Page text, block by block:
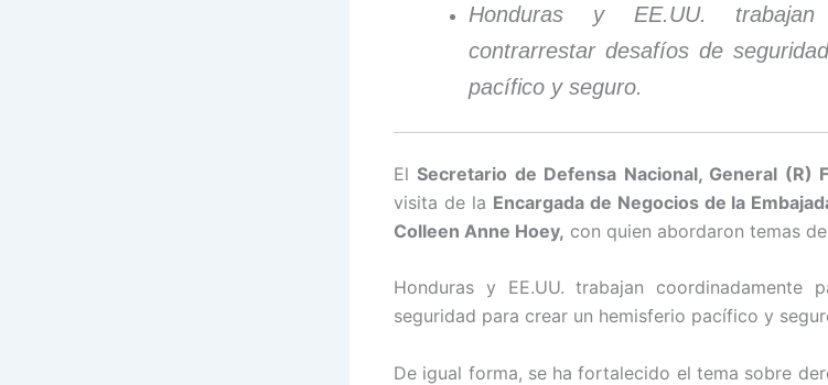
Honduras y EE.UU. trabajan
contrarrestar desafíos de
pacífico y seguro.
ElSecretario de Defensa Nacional, General (R)
visita de la Encargada de Negocios de la
Colleen Anne Hoey, con quien abordaron temas
Honduras y EE.UU. trabajan coordinadamente
seguridad para crear un hemisferio pacífico y
De igual forma, se ha fortalecido el tema sobre